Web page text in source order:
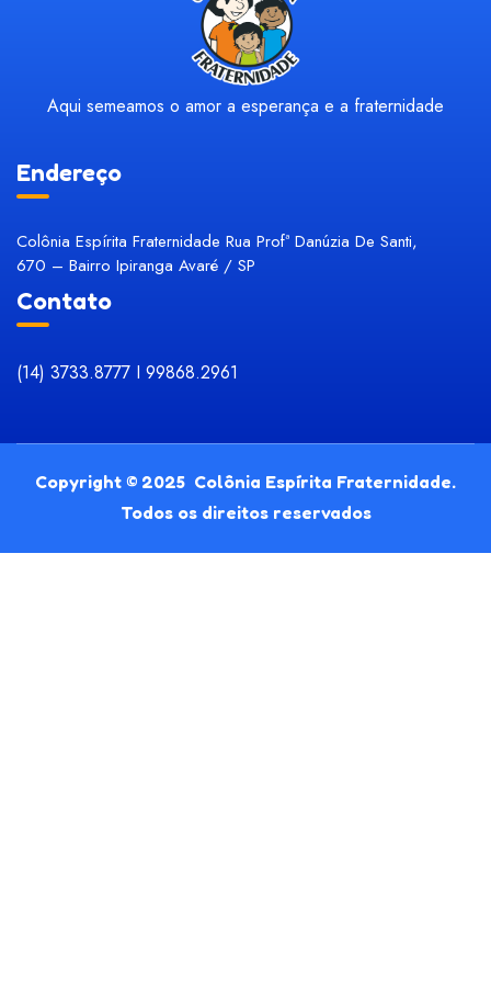
GTM-PWBD2D74
Aqui semeamos o amor a esperança e a fraternidade
Endereço
Colônia Espírita Fraternidade Rua Profª Danúzia De Santi,
670 – Bairro Ipiranga Avaré / SP
Contato
(14) 3733.8777 I 99868.2961
Copyright © 2025 Colônia Espírita Fraternidade.
Todos os direitos reservados